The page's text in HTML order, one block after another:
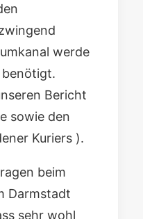
werde
Bericht
sowie den
Kuriers ).
beim
Darmstadt
sehr wohl